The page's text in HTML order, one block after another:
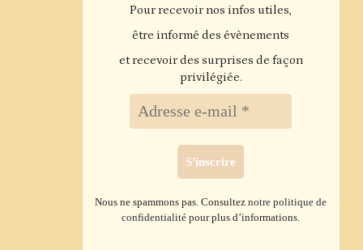
Pour recevoir nos infos utiles,
être informé des évènements
et recevoir des surprises de façon
privilégiée.
Nous ne spammons pas. Consulteznotre politique de
confidentialité pour plus d’informations.